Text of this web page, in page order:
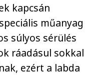
kapcsán
műanyag
súlyos sérülés
ráadásul sokkal
ezért a labda